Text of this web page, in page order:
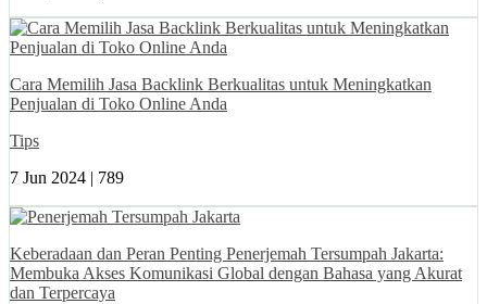
Cara Memilih Jasa Backlink Berkualitas untuk Meningkatkan
Penjualan di Toko Online Anda
Tips
7 Jun 2024 | 789
Keberadaan dan Peran Penting Penerjemah Tersumpah Jakarta:
Membuka Akses Komunikasi Global dengan Bahasa yang Akurat
dan Terpercaya